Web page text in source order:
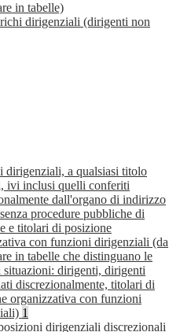
in tabelle)
dirigenziali (dirigenti non
dirigenziali, a qualsiasi titolo
ivi inclusi quelli conferiti
dall'organo di indirizzo
procedure pubbliche di
e titolari di posizione
con funzioni dirigenziali (da
in tabelle che distinguano le
situazioni: dirigenti, dirigenti
discrezionalmente, titolari di
organizzativa con funzioni
1
dirigenziali discrezionali